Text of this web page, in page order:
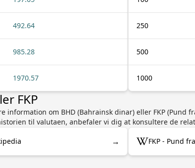
492.64
985.28
1970.57
250
500
1000
FKP
information om BHD (Bahrainsk dinar) eller FKP (Pund
til valutaen, anbefaler vi dig at konsultere de
→ FKP - Pund